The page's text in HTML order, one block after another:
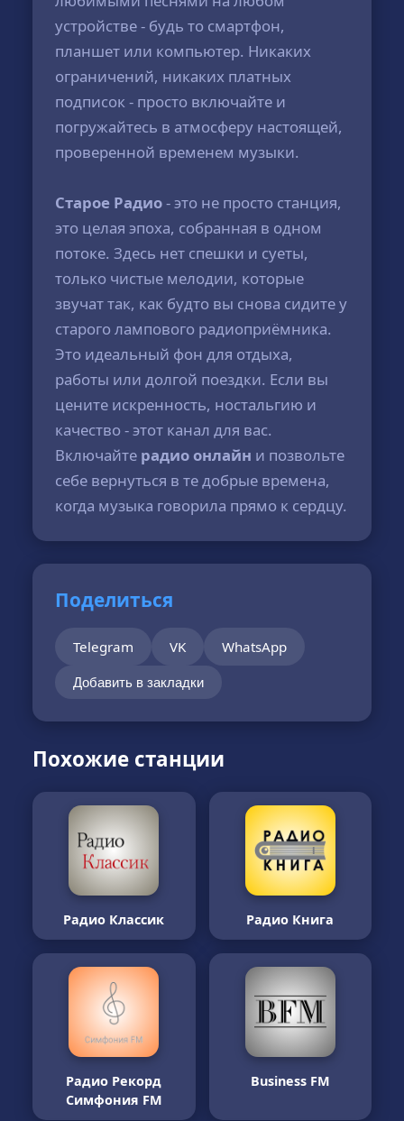
устройстве - будь то смартфон,
планшет или компьютер. Никаких
ограничений, никаких платных
подписок - просто включайте и
погружайтесь в атмосферу настоящей,
проверенной временем музыки.
Старое Радио- это не просто станция,
это целая эпоха, собранная в одном
потоке. Здесь нет спешки и суеты,
только чистые мелодии, которые
звучат так, как будто вы снова сидите у
старого лампового радиоприёмника.
Это идеальный фон для отдыха,
работы или долгой поездки. Если вы
цените искренность, ностальгию и
качество - этот канал для вас.
Включайте радио онлайн и позвольте
себе вернуться в те добрые времена,
когда музыка говорила прямо к сердцу.
Поделиться
Telegram VK WhatsApp
Добавить в закладки
Похожие станции
Радио Классик Радио Книга
Радио Рекорд
Симфония FM
Business FM